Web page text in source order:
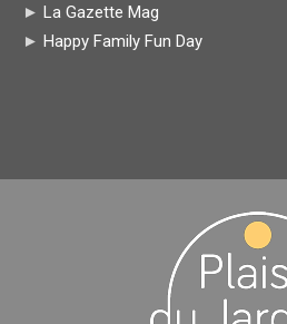
► La Gazette Mag
► Happy Family Fun Day